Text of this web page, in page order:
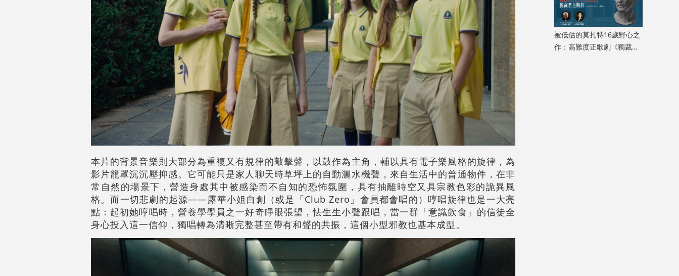
本片的背景音樂則大部分為重複又有規律的敲擊聲，以鼓作為主角，輔以具有電子樂風格的旋律，為
影片籠罩沉沉壓抑感。它可能只是家人聊天時草坪上的自動灑水機聲，來自生活中的普通物件，在非
常自然的場景下，營造身處其中被感染而不自知的恐怖氛圍，具有抽離時空又具宗教色彩的詭異風
格。而一切悲劇的起源——露華小姐自創（或是「Club Zero」會員都會唱的）哼唱旋律也是一大亮
點：起初她哼唱時，營養學學員之一好奇睜眼張望，怯生生小聲跟唱，當一群「意識飲食」的信徒全
身心投入這一信仰，獨唱轉為清晰完整甚至帶有和聲的共振，這個小型邪教也基本成型。
被低估的莫扎特16歲野心之
作：高難度正歌劇《獨裁君